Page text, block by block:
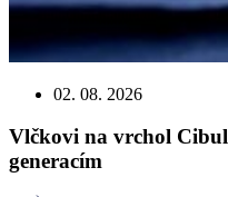
02. 08. 2026
Vlčkovi na vrchol
generacím